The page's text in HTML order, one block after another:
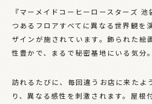
『マーメイドコーヒーロースターズ
つあるフロアすべてに異なる世界観を
ザインが施されています。飾られた絵
性豊かで、まるで秘密基地にいる気分。
訪れるたびに、毎回違うお店に来たよ
り、異なる感性を刺激されます。屋根